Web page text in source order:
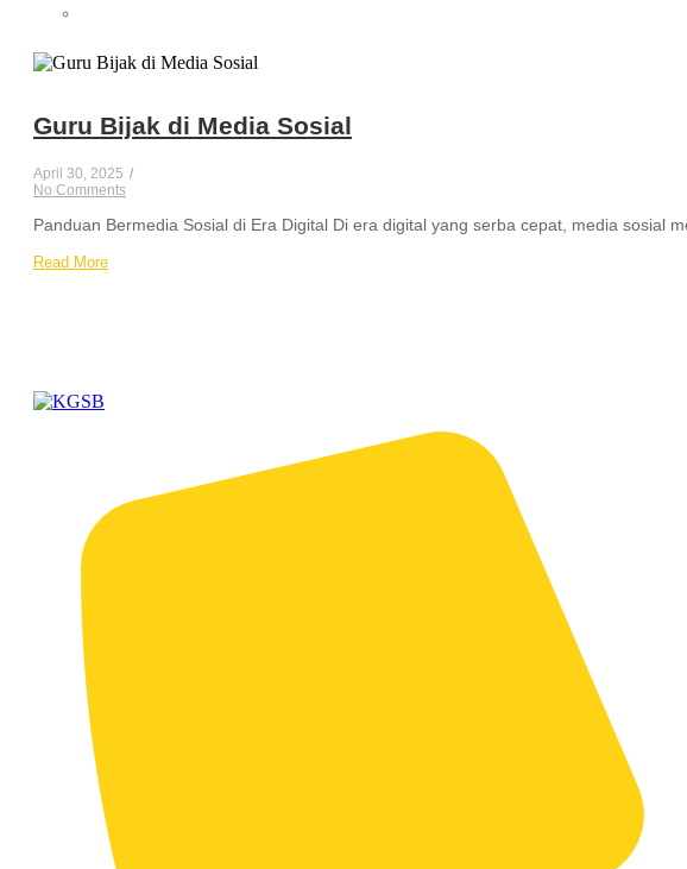
Guru Bijak di Media Sosial
April 30, 2025 /
No Comments
Panduan Bermedia Sosial di Era Digital Di era digital yang serba cepat, media sosial
Read More